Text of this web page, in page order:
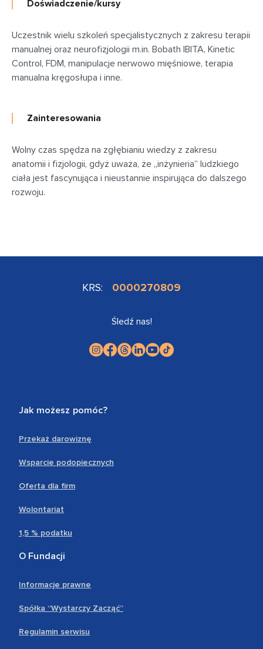
Doświadczenie/kursy
Uczestnik wielu szkoleń specjalistycznych z zakresu terapii
manualnej oraz neurofizjologii m.in. Bobath IBITA, Kinetic
Control, FDM, manipulacje nerwowo mięśniowe, terapia
manualna kręgosłupa i inne.
Zainteresowania
Wolny czas spędza na zgłębianiu wiedzy z zakresu
anatomii i fizjologii, gdyż uważa, że ,,inżynieria’’ ludzkiego
ciała jest fascynująca i nieustannie inspirująca do dalszego
rozwoju.
KRS: 0000270809
Śledź nas!
Jak możesz pomóc?
Przekaż darowiznę
Wsparcie podopiecznych
Oferta dla firm
Wolontariat
1,5 % podatku
O Fundacji
Informacje prawne
Spółka “Wystarczy Zacząć”
Regulamin serwisu